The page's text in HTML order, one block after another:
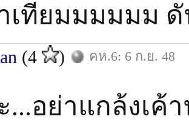
าเทียมมมมมม
(4 ) คห.6: 6 ก.ย. 48
...อย่าแกล้งเค้